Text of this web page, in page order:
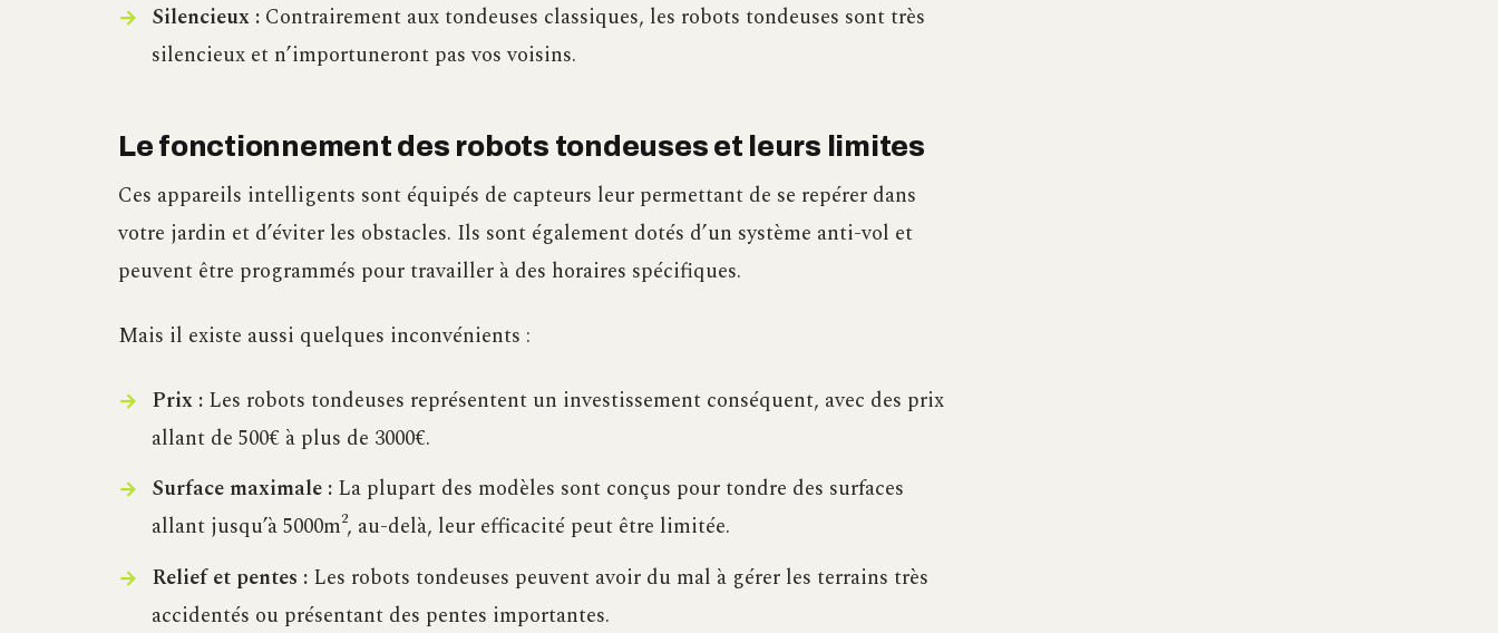
Silencieux :Contrairement aux tondeuses classiques, les robots tondeuses sont très
silencieux et n’importuneront pas vos voisins.
Le fonctionnement des robots tondeuses et leurs limites
Ces appareils intelligents sont équipés de capteurs leur permettant de se repérer dans
votre jardin et d’éviter les obstacles. Ils sont également dotés d’un système anti-vol et
peuvent être programmés pour travailler à des horaires spécifiques.
Mais il existe aussi quelques inconvénients :
Prix :Les robots tondeuses représentent un investissement conséquent, avec des prix
allant de 500€ à plus de 3000€.
Surface maximale :La plupart des modèles sont conçus pour tondre des surfaces
allant jusqu’à 5000m², au-delà, leur efficacité peut être limitée.
Relief et pentes :Les robots tondeuses peuvent avoir du mal à gérer les terrains très
accidentés ou présentant des pentes importantes.